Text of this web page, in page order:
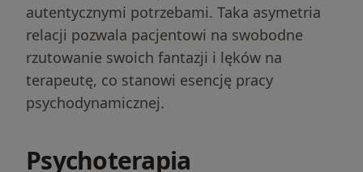
autentycznymi potrzebami. Taka asymetria
relacji pozwala pacjentowi na swobodne
rzutowanie swoich fantazji i lęków na
terapeutę, co stanowi esencję pracy
psychodynamicznej.
Psychoterapia